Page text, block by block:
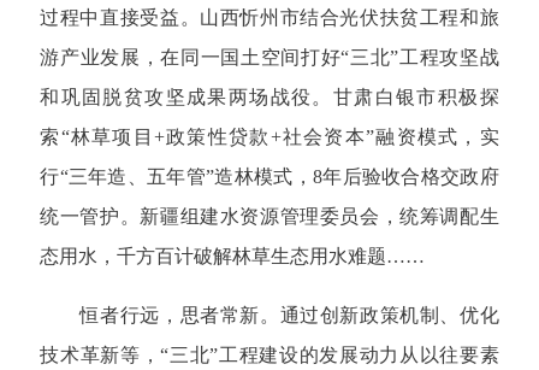
过程中直接受益。山西忻州市结合光伏扶贫工程和旅
游产业发展，在同一国土空间打好“三北”工程攻坚战
和巩固脱贫攻坚成果两场战役。甘肃白银市积极探
索“林草项目+政策性贷款+社会资本”融资模式，实
行“三年造、五年管”造林模式，8年后验收合格交政府
统一管护。新疆组建水资源管理委员会，统筹调配生
态用水，千方百计破解林草生态用水难题……
恒者行远，思者常新。通过创新政策机制、优化
技术革新等，“三北”工程建设的发展动力从以往要素